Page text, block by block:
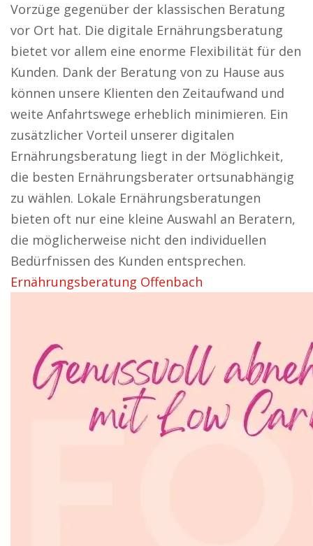
Vorzüge gegenüber der klassischen Beratung
vor Ort hat. Die digitale Ernährungsberatung
bietet vor allem eine enorme Flexibilität für den
Kunden. Dank der Beratung von zu Hause aus
können unsere Klienten den Zeitaufwand und
weite Anfahrtswege erheblich minimieren. Ein
zusätzlicher Vorteil unserer digitalen
Ernährungsberatung liegt in der Möglichkeit,
die besten Ernährungsberater ortsunabhängig
zu wählen. Lokale Ernährungsberatungen
bieten oft nur eine kleine Auswahl an Beratern,
die möglicherweise nicht den individuellen
Bedürfnissen des Kunden entsprechen.
Ernährungsberatung Offenbach